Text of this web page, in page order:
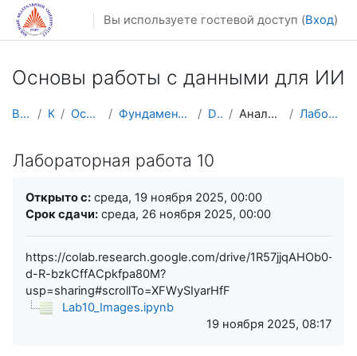
Перейти к основному содержанию
Вы используете гостевой доступ (Вход)
Основы работы с данными для ИИ
В начало Курсы Осенний семестр Фундаментальная информатика и ИТ DataSc101 Анализ данных в Python Лабораторная работа 10
Лабораторная работа 10
Открыто с: среда, 19 ноября 2025, 00:00
Срок сдачи: среда, 26 ноября 2025, 00:00
https://colab.research.google.com/drive/1R57jjqAHOb0-
d-R-bzkCffACpkfpa80M?
usp=sharing#scrollTo=XFWySIyarHfF
Lab10_Images.ipynb
19 ноября 2025, 08:17